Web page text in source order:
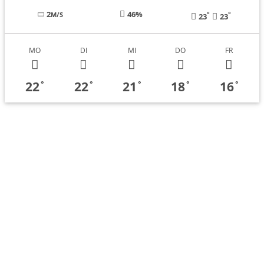
2M/S 46% 23° 23°
MO
22°
DI
22°
MI
21 °
DO
18°
FR
16°